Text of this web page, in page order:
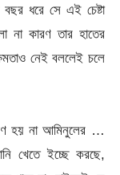
ধরে সে এই চেষ্টা
কারণ তার হাতের
নেই বললেই চলে
হয় না আমিনুলের …
খেতে ইচ্ছে করছে,